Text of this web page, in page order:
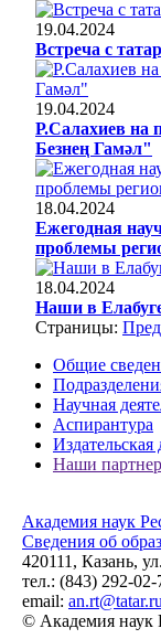
19.04.2024
Встреча с
19.04.2024
Р.Салахиев на
Безнең Гамәл"
18.04.2024
Ежегодная
проблемы
18.04.2024
Наши в
Страницы:
Общие
Научная
Аспирантура
Издательская
Наши
Академия наук
Сведения об
420111, Казань,
тел.: (843) 292-02-
email: an.rt@tatar.ru
© Академия наук